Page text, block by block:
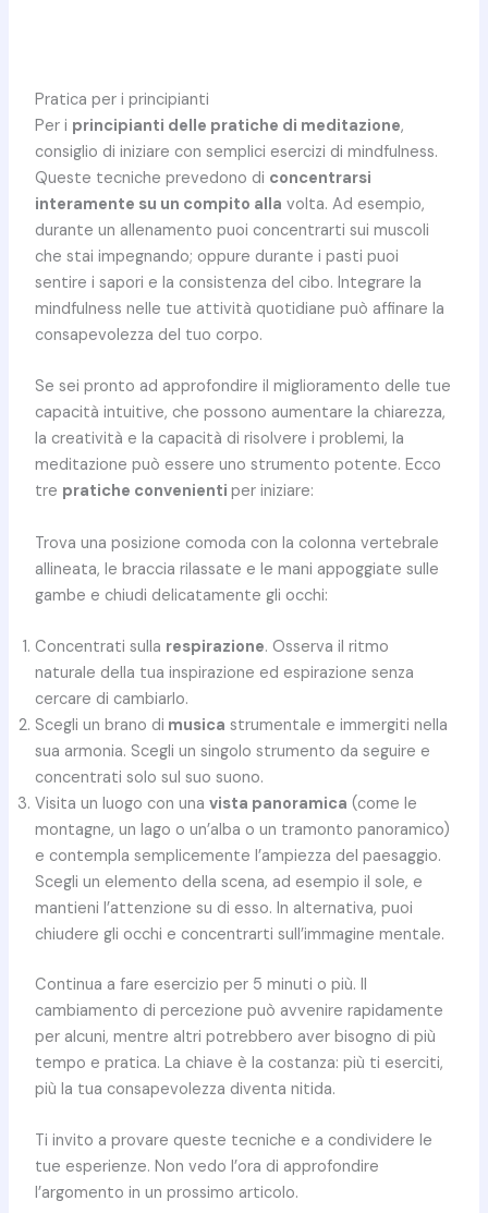
Pratica per i principianti
Per i principianti delle pratiche di meditazione,
consiglio di iniziare con semplici esercizi di mindfulness.
Queste tecniche prevedono di concentrarsi
interamente su un compito alla volta. Ad esempio,
durante un allenamento puoi concentrarti sui muscoli
che stai impegnando; oppure durante i pasti puoi
sentire i sapori e la consistenza del cibo. Integrare la
mindfulness nelle tue attività quotidiane può affinare la
consapevolezza del tuo corpo.
Se sei pronto ad approfondire il miglioramento delle tue
capacità intuitive, che possono aumentare la chiarezza,
la creatività e la capacità di risolvere i problemi, la
meditazione può essere uno strumento potente. Ecco
tre pratiche convenienti per iniziare:
Trova una posizione comoda con la colonna vertebrale
allineata, le braccia rilassate e le mani appoggiate sulle
gambe e chiudi delicatamente gli occhi:
Concentrati sulla respirazione. Osserva il ritmo
naturale della tua inspirazione ed espirazione senza
cercare di cambiarlo.
Scegli un brano di musica strumentale e immergiti nella
sua armonia. Scegli un singolo strumento da seguire e
concentrati solo sul suo suono.
Visita un luogo con una vista panoramica (come le
montagne, un lago o un’alba o un tramonto panoramico)
e contempla semplicemente l’ampiezza del paesaggio.
Scegli un elemento della scena, ad esempio il sole, e
mantieni l’attenzione su di esso. In alternativa, puoi
chiudere gli occhi e concentrarti sull’immagine mentale.
Continua a fare esercizio per 5 minuti o più. Il
cambiamento di percezione può avvenire rapidamente
per alcuni, mentre altri potrebbero aver bisogno di più
tempo e pratica. La chiave è la costanza: più ti eserciti,
più la tua consapevolezza diventa nitida.
Ti invito a provare queste tecniche e a condividere le
tue esperienze. Non vedo l’ora di approfondire
l’argomento in un prossimo articolo.